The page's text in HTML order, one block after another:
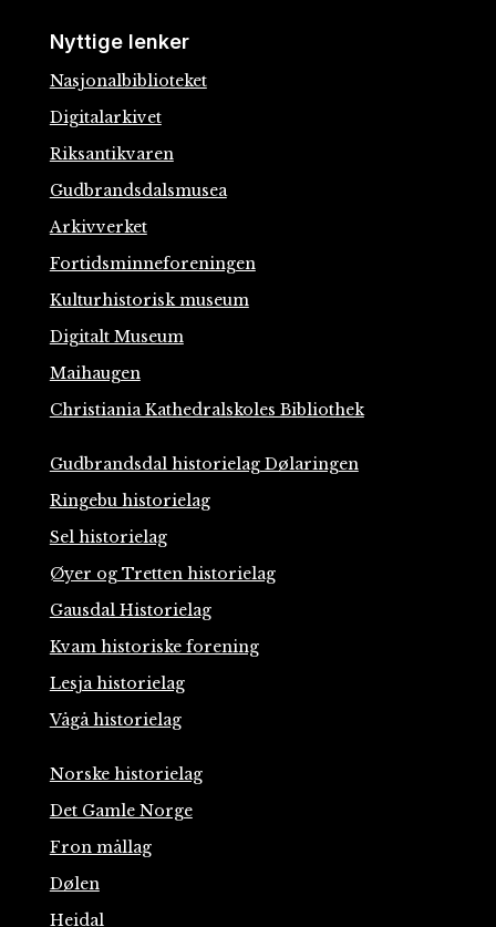
Nyttige lenker
Nasjonalbiblioteket
Digitalarkivet
Riksantikvaren
Gudbrandsdalsmusea
Arkivverket
Fortidsminneforeningen
Kulturhistorisk museum
Digitalt Museum
Maihaugen
Christiania Kathedralskoles Bibliothek
Gudbrandsdal historielag Dølaringen
Ringebu historielag
Sel historielag
Øyer og Tretten historielag
Gausdal Historielag
Kvam historiske forening
Lesja historielag
Vågå historielag
Norske historielag
Det Gamle Norge
Fron mållag
Dølen
Heidal